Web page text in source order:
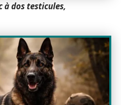
à dos testicules,